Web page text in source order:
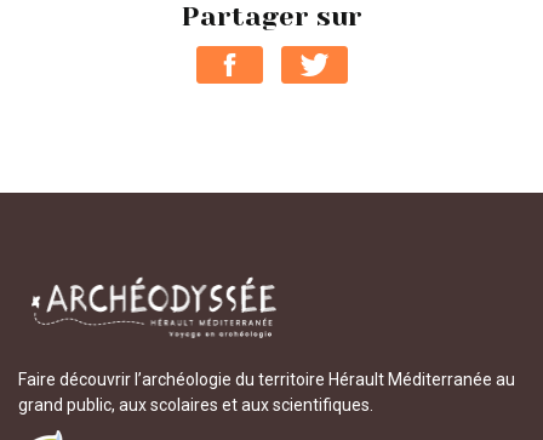
Partager sur
Faire découvrir l’archéologie du territoire Hérault Méditerranée au
grand public, aux scolaires et aux scientifiques.